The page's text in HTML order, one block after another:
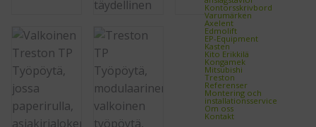
Kontorsskrivbord
Varumärken
Axelent
Edmolift
EP-Equipment
Kasten
Kito Erikkilä
Kongamek
Mitsubishi
Treston
Referenser
Montering och
installationsservice
Om oss
Kontakt